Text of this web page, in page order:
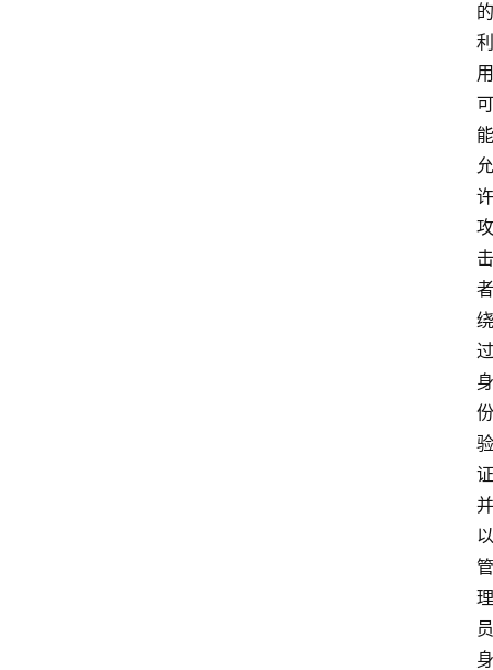
的
利
用
可
能
允
许
攻
击
者
绕
过
身
份
验
证
并
以
管
理
员
身